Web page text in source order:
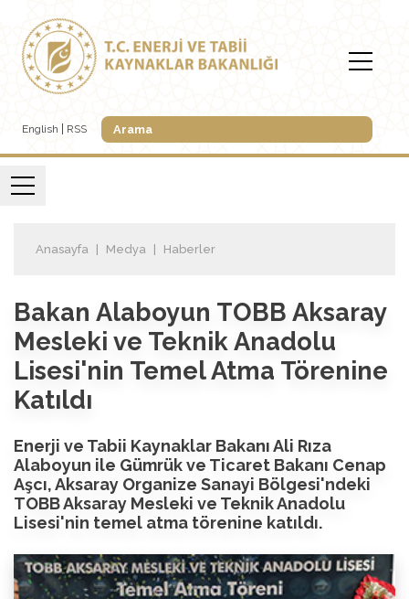
English RSS
Anasayfa Medya Haberler
Bakan Alaboyun TOBB Aksaray
Mesleki ve Teknik Anadolu
Lisesi'nin Temel Atma Törenine
Katıldı
Enerji ve Tabii Kaynaklar Bakanı Ali Rıza
Alaboyun ile Gümrük ve Ticaret Bakanı Cenap
Aşcı, Aksaray Organize Sanayi Bölgesi'ndeki
TOBB Aksaray Mesleki ve Teknik Anadolu
Lisesi'nin temel atma törenine katıldı.